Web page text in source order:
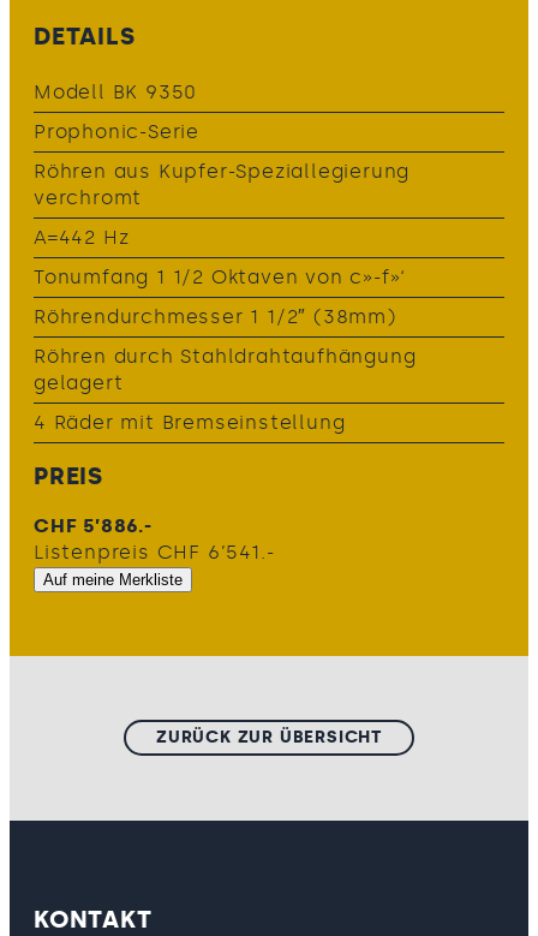
DETAILS
Modell BK 9350
Prophonic-Serie
Röhren aus Kupfer-Speziallegierung
verchromt
A=442 Hz
Tonumfang 1 1/2 Oktaven von c»-f»‘
Röhrendurchmesser 1 1/2″ (38mm)
Röhren durch Stahldrahtaufhängung
gelagert
4 Räder mit Bremseinstellung
PREIS
CHF 5’886.-
Listenpreis CHF 6’541.-
Auf meine Merkliste
ZURÜCK ZUR ÜBERSICHT
KONTAKT